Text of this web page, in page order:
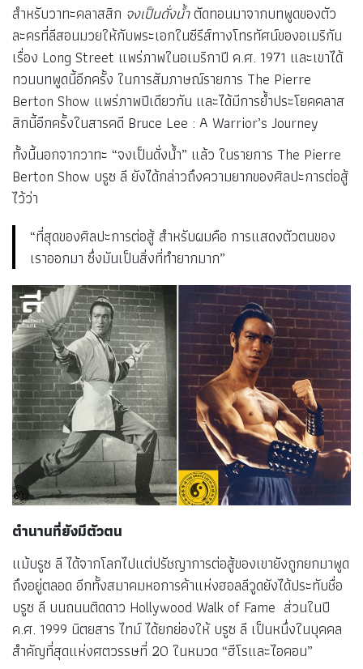
สำหรับวาทะคลาสสิก จงเป็นดั่งน้ำตัดทอนมาจากบทพูดของตัว
ละครที่ลีสอนมวยให้กับพระเอกในซีรีส์ทางโทรทัศน์ของอเมริกัน
เรื่อง Long Street แพร่ภาพในอเมริกาปี ค.ศ. 1971 และเขาได้
ทวนบทพูดนี้อีกครั้ง ในการสัมภาษณ์รายการ The Pierre
Berton Show แพร่ภาพปีเดียวกัน และได้มีการย้ำประโยคคลาส
สิกนี้อีกครั้งในสารคดี Bruce Lee : A Warrior’s Journey
ทั้งนี้นอกจากวาทะ “จงเป็นดั่งน้ำ” แล้ว ในรายการ The Pierre
Berton Show บรูซ ลี ยังได้กล่าวถึงความยากของศิลปะการต่อสู้
ไว้ว่า
“ที่สุดของศิลปะการต่อสู้ สำหรับผมคือ การแสดงตัวตนของ
เราออกมา ซึ่งมันเป็นสิ่งที่ทำยากมาก”
ตำนานที่ยังมีตัวตน
แม้บรูซ ลี ได้จากโลกไปแต่ปรัชญาการต่อสู้ของเขายังถูกยกมาพูด
ถึงอยู่ตลอด อีกทั้งสมาคมหอการค้าแห่งฮอลลีวูดยังได้ประทับชื่อ
บรูซ ลี บนถนนติดดาว Hollywood Walk of Fame ส่วนในปี
ค.ศ. 1999 นิตยสาร ไทม์ ได้ยกย่องให้ บรูซ ลี เป็นหนึ่งในบุคคล
สำคัญที่สุดแห่งศตวรรษที่ 20 ในหมวด “ฮีโรและไอคอน”